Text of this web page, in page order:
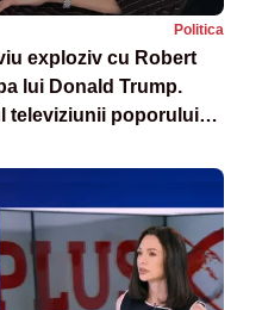
Politica
exploziv cu Robert
lui Donald Trump.
televiziunii poporului